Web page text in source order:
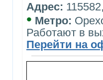
Адрес:
• Метро:
Работают в
Перейти на